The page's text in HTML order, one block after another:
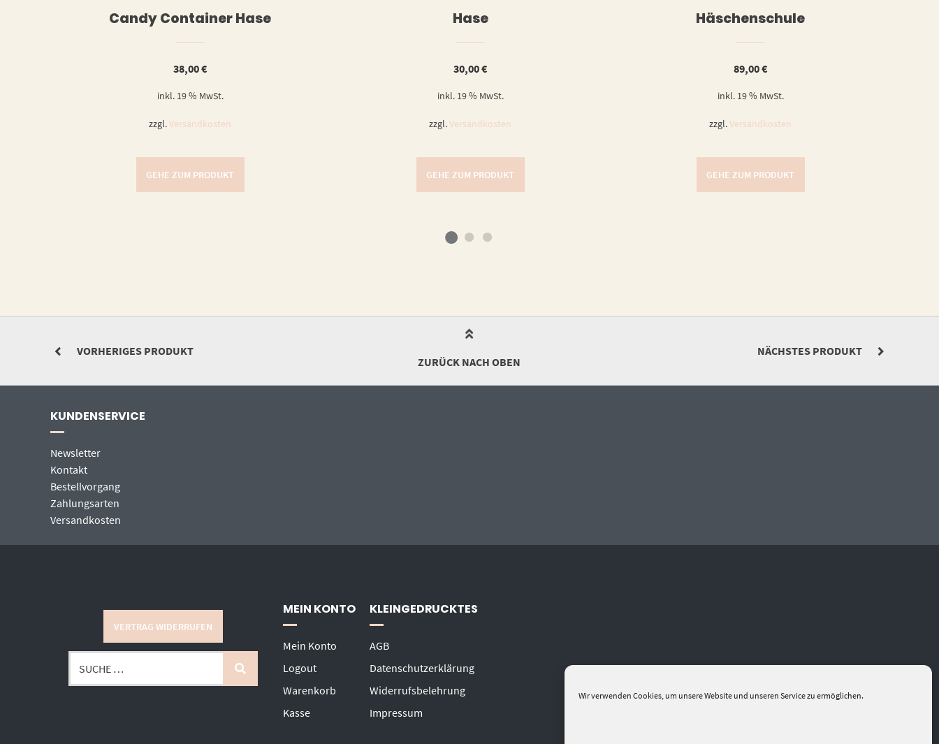
Wir verwenden Cookies, um unsere Website und unseren Service zu ermöglichen.
Candy Container Hase
38,00€
inkl. 19 % MwSt.
zzgl.Versandkosten
GEHE ZUM PRODUKT
Hase
30,00€
inkl. 19 % MwSt.
zzgl.Versandkosten
GEHE ZUM PRODUKT
Häschenschule
89,00€
inkl. 19 % MwSt.
zzgl.Versandkosten
GEHE ZUM PRODUKT
VORHERIGES PRODUKT
NÄCHSTES PRODUKT
ZURÜCK NACH OBEN
KUNDENSERVICE
Newsletter
Kontakt
Bestellvorgang
Zahlungsarten
Versandkosten
VERTRAG WIDERRUFEN
MEIN KONTO
Mein Konto
Logout
Warenkorb
Kasse
KLEINGEDRUCKTES
AGB
Datenschutzerklärung
Widerrufsbelehrung
Impressum